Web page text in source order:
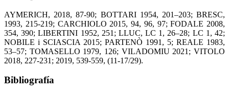
AYMERICH, 2018, 87-90; BOTTARI 1954, 201–203; BRESC,
1993, 215-219; CARCHIOLO 2015, 94, 96, 97; FODALE 2008,
354, 390; LIBERTINI 1952, 251; LLUC, LC 1, 26–28; LC 1, 42;
NOBILE i SCIASCIA 2015; PARTENÒ 1991, 5; REALE 1983,
53–57; TOMASELLO 1979, 126; VILADOMIU 2021; VITOLO
2018, 227-231; 2019, 539-559, (11-17/29).
Bibliografía